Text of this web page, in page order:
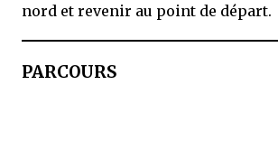
nord et revenir au point de départ.
PARCOURS